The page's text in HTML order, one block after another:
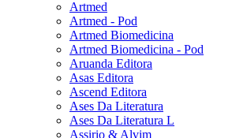
Artmed
Artmed - Pod
Artmed Biomedicina
Artmed Biomedicina - Pod
Aruanda Editora
Asas Editora
Ascend Editora
Ases Da Literatura
Ases Da Literatura L
Assirio & Alvim